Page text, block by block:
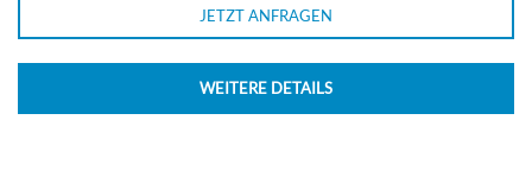
JETZT ANFRAGEN
WEITERE DETAILS